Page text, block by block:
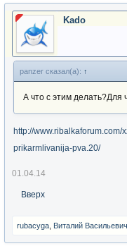
Kado
panzer сказал(а): ↑
А что с этим делать?Для
http://
prikarmlivanija-pva.20/
01.04.14
Вверх
rubacyga Виталий Васильевич